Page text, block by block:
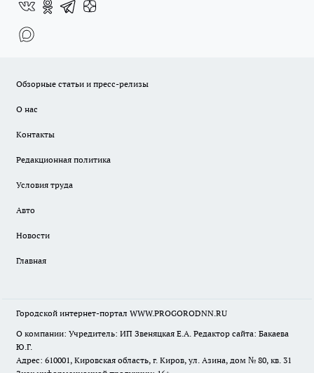
Обзорные статьи и пресс-релизы
О нас
Контакты
Редакционная политика
Условия труда
Авто
Новости
Главная
Городской интернет-портал WWW.PROGORODNN.RU
О компании: Учредитель: ИП Звеняцкая Е.А. Редактор сайта: Бакаева
Ю.Г.
Адрес: 610001, Кировская область, г. Киров, ул. Азина, дом № 80, кв. 31